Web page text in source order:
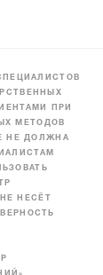
ПРИ
МЕТОДОВ
НЕ ДОЛЖНА
НЕСЁТ